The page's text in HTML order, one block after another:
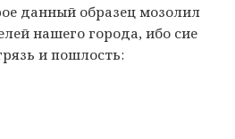
данный образец мозолил
нашего города, ибо сие
и пошлость: